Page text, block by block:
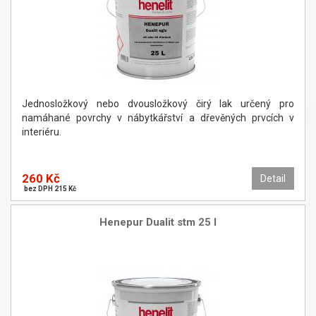
Jednosložkový nebo dvousložkový čirý lak určený pro
namáhané povrchy v nábytkářství a dřevěných prvcích v
interiéru.
Detail
260 Kč
bez DPH 215 Kč
Henepur Dualit stm 25 l